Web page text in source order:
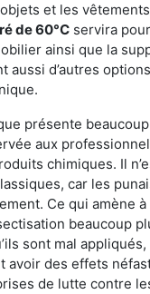
et les
de 60°C servira
ainsi que la
aussi d’autres
présente
aux
chimiques. Il
car les
Ce qui amène
beaucoup
sont mal
avoir des effets
de lutte contre